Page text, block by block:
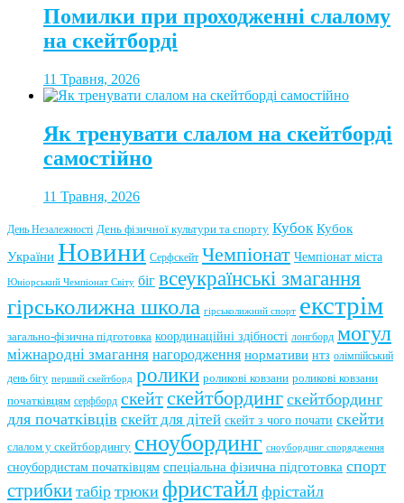
Помилки при проходженні слалому
на скейтборді
11 Травня, 2026
Як тренувати слалом на скейтборді
самостійно
11 Травня, 2026
День Незалежності День фізичної культури та спорту Кубок Кубок
України Новини Серфскейт Чемпіонат Чемпіонат міста
Юніорський Чемпіонат Світу біг всеукраїнські змагання
гірськолижна школа гірськолижний спорт екстрім
загально-фізична підготовка координаційні здібності лонгборд могул
міжнародні змагання нагородження нормативи нтз олімпійський
день бігу перший скейтборд ролики роликові ковзани роликові ковзани
початківцям серфборд скейтскейтбординг скейтбординг
для початківців скейт для дітей скейт з чого почати скейти
слалом у скейтбордингу сноубординг сноубординг спорядження
сноубордистам початківцям спеціальна фізична підготовка спорт
стрибки табір трюки фристайл фрістайл